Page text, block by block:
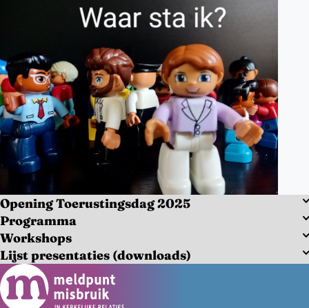
Opening Toerustingsdag 2025
Programma
Workshops
Lijst presentaties (downloads)